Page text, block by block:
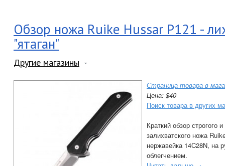
Обзор ножа Ruike Hussar Р121 -
"ятаган"
Другие магазины
Страница товара в
Цена: $40
Поиск товара в других
Краткий обзор строгого
залихватского ножа
нержавейка 14C28N, на
облегчением.